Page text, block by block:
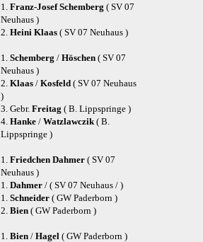
1. Franz-Josef Schemberg ( SV 07
Neuhaus )
2. Heini Klaas ( SV 07 Neuhaus )
1. Schemberg / Höschen ( SV 07
Neuhaus )
2. Klaas / Kosfeld ( SV 07 Neuhaus
)
3. Gebr. Freitag ( B. Lippspringe )
4. Hanke / Watzlawczik( B.
Lippspringe )
1. Friedchen Dahmer ( SV 07
Neuhaus )
1. Dahmer / ( SV 07 Neuhaus / )
1. Schneider ( GW Paderborn )
2. Bien ( GW Paderborn )
1. Bien / Hagel ( GW Paderborn )